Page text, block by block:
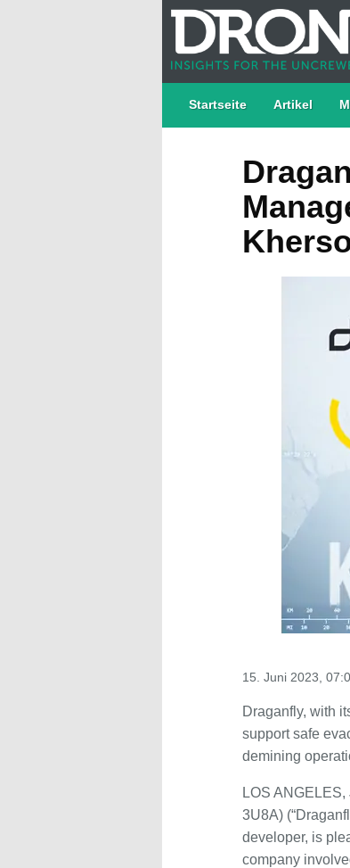
Startseite Artikel
15. Juni 2023,
Draganfly, with
support safe
demining
LOS
3U8A)
developer, is
company